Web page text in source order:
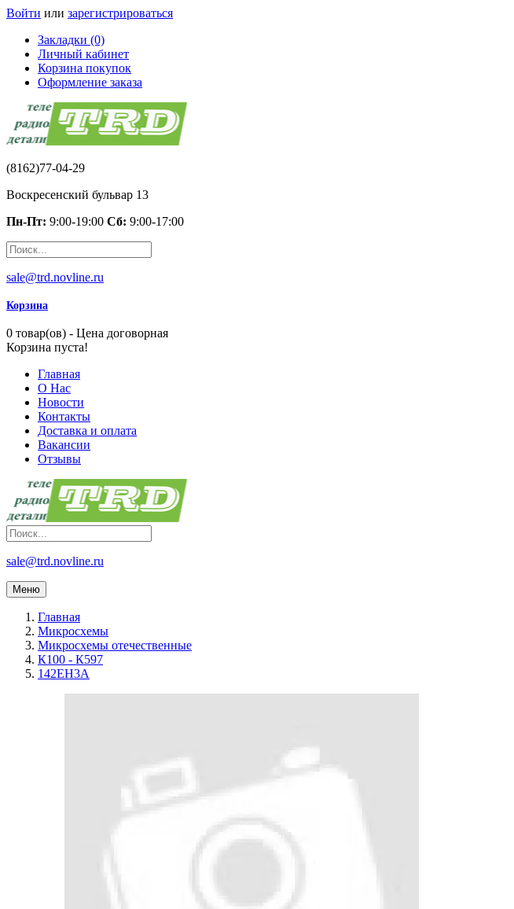
Войти или зарегистрироваться
Закладки (0)
Личный кабинет
Корзина покупок
Оформление заказа
(8162)77-04-29
Воскресенский бульвар 13
Пн-Пт: 9:00-19:00 Сб: 9:00-17:00
sale@trd.novline.ru
Корзина
0 товар(ов) - Цена договорная
Корзина пуста!
Главная
О Нас
Новости
Контакты
Доставка и оплата
Вакансии
Отзывы
sale@trd.novline.ru
Меню
Главная
Микросхемы
Микросхемы отечественные
К100 - К597
142ЕН3А